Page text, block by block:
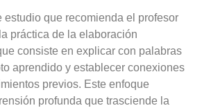
estudio que recomienda el profesor
práctica de la elaboración
consiste en explicar con palabras
aprendido y establecer conexiones
previos. Este enfoque
profunda que trasciende la